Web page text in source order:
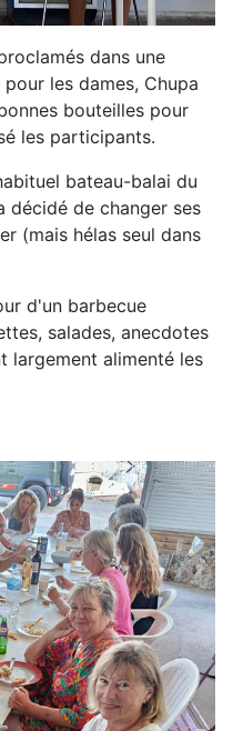
dans une
les dames, Chupa
bouteilles pour
les participants.
bateau-balai du
décidé de changer ses
(mais hélas seul dans
d'un barbecue
salades, anecdotes
largement alimenté les